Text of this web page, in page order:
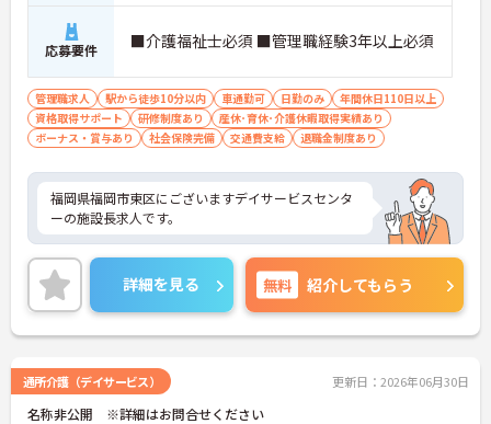
応募要件 ■介護福祉士必須 ■管理職経験3年以上必須
管理職求人 駅から徒歩10分以内 車通勤可 日勤のみ
年間休日110日以上
資格取得サポート
研修制度あり
産休･育休･介護休暇取得実績あり
ボーナス・賞与あり
社会保険完備 交通費支給 退職金制度あり
福岡県福岡市東区にございますデイサービスセンタ
ーの施設長求人です。
詳細を見る 無料 紹介してもらう
通所介護（デイサービス） 更新日：2026年06月30日
名称非公開 ※詳細はお問合せください